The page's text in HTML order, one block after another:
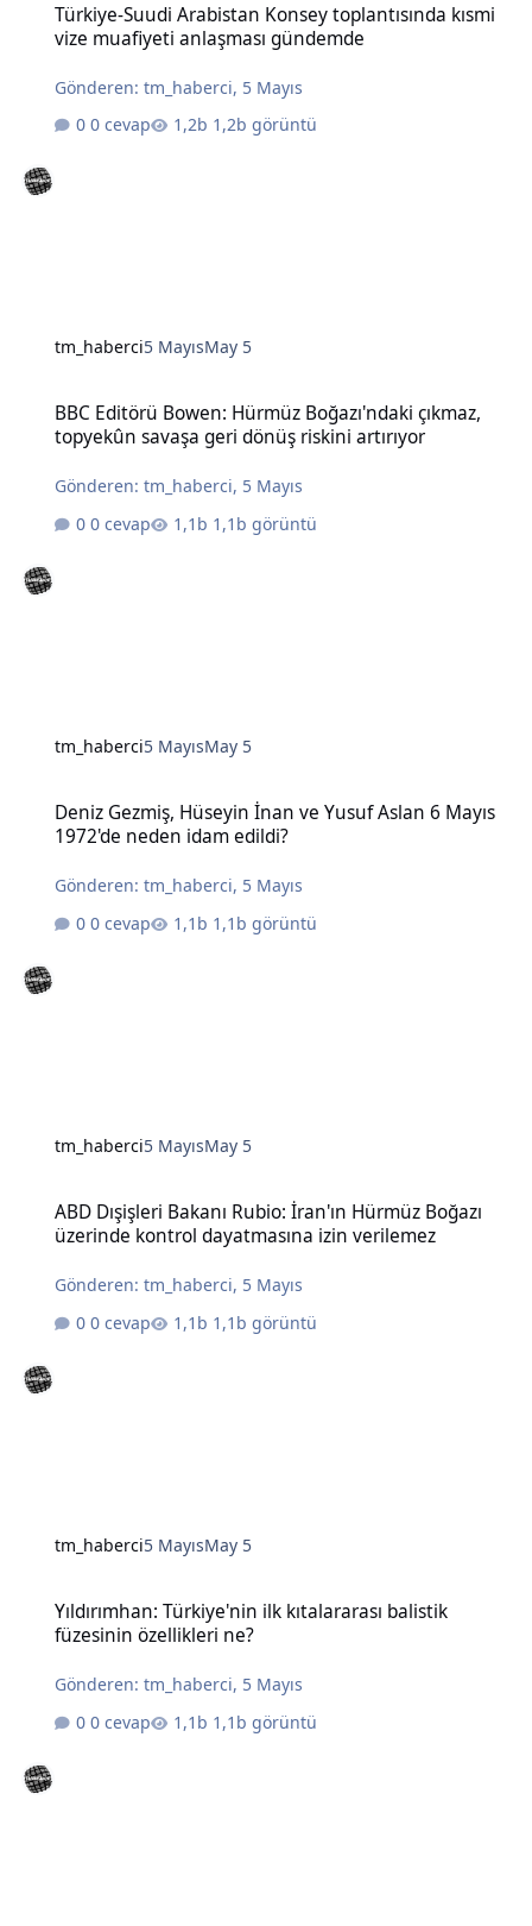
Türkiye-Suudi Arabistan Konsey toplantısında kısmi
vize muafiyeti anlaşması gündemde
Gönderen:tm_haberci, 5 Mayıs
0 cevap
1,2b görüntü
tm_haberci5 MayısMay 5
BBC Editörü Bowen: Hürmüz Boğazı'ndaki çıkmaz,
topyekûn savaşa geri dönüş riskini artırıyor
Gönderen:tm_haberci, 5 Mayıs
0 cevap
1,1b görüntü
tm_haberci5 MayısMay 5
Deniz Gezmiş, Hüseyin İnan ve Yusuf Aslan 6 Mayıs
1972'de neden idam edildi?
Gönderen:tm_haberci, 5 Mayıs
0 cevap
1,1b görüntü
tm_haberci5 MayısMay 5
ABD Dışişleri Bakanı Rubio: İran'ın Hürmüz Boğazı
üzerinde kontrol dayatmasına izin verilemez
Gönderen:tm_haberci, 5 Mayıs
0 cevap
1,1b görüntü
tm_haberci5 MayısMay 5
Yıldırımhan: Türkiye'nin ilk kıtalararası balistik
füzesinin özellikleri ne?
Gönderen:tm_haberci, 5 Mayıs
0 cevap
1,1b görüntü